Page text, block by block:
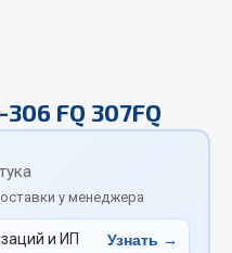
FQ 307FQ
у менеджера
и ИП Узнать →